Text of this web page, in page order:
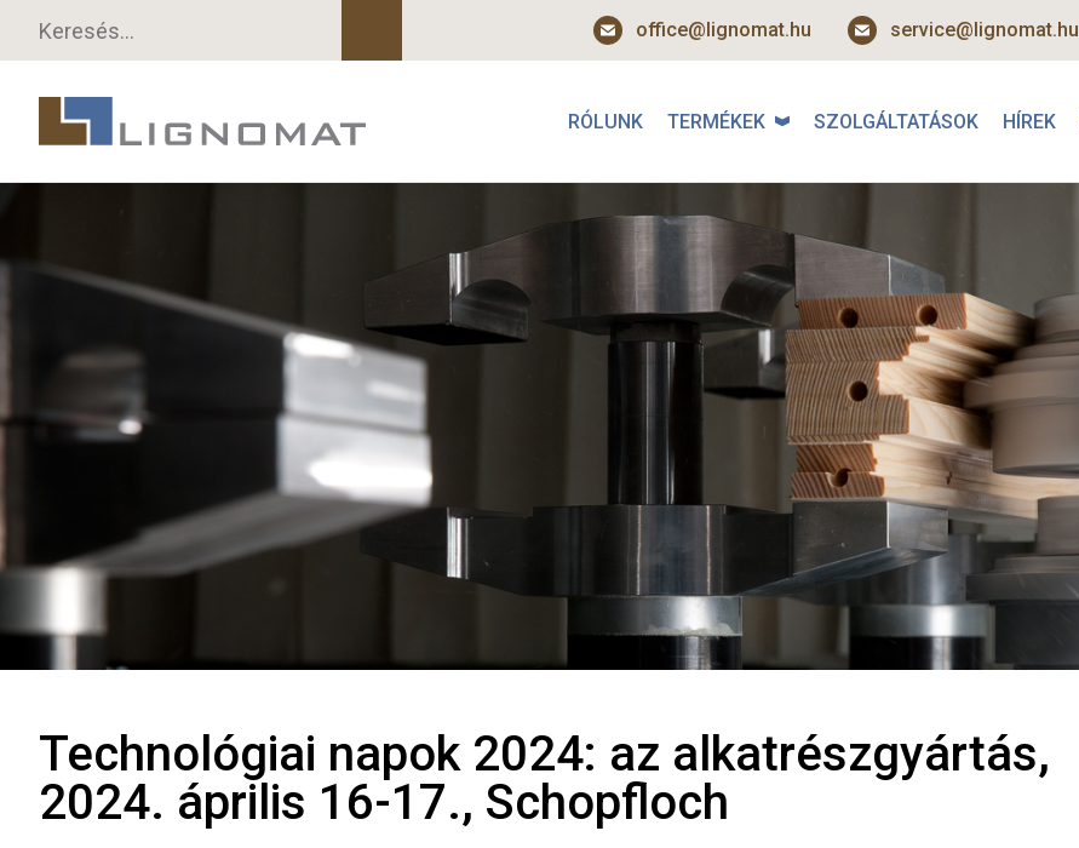
office@lignomat.hu service@lignomat.hu
RÓLUNK TERMÉKEK SZOLGÁLTATÁSOK HÍREK
Technológiai napok 2024: az alkatrészgyártás,
2024. április 16-17., Schopfloch